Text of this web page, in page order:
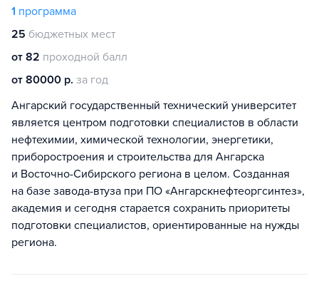
1 программа
25 бюджетных мест
от 82 проходной балл
от 80000 р. за год
Ангарский государственный технический университет
является центром подготовки специалистов в области
нефтехимии, химической технологии, энергетики,
приборостроения и строительства для Ангарска
и Восточно-Сибирского региона в целом. Созданная
на базе завода-втуза при ПО «Ангарскнефтеоргсинтез»,
академия и сегодня старается сохранить приоритеты
подготовки специалистов, ориентированные на нужды
региона.